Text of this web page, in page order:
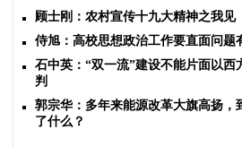
顾士刚：农村宣传十九大精神之我见
侍旭：高校思想政治工作要直面问题
石中英：“双一流”建设不能片面以西
判
郭宗华：多年来能源改革大旗高扬，
了什么？